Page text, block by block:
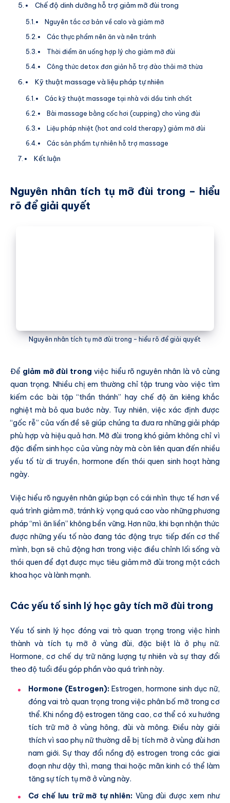
Chế độ dinh dưỡng hỗ trợ giảm mỡ đùi trong
Nguyên tắc cơ bản về calo và giảm mỡ
Các thực phẩm nên ăn và nên tránh
Thời điểm ăn uống hợp lý cho giảm mỡ đùi
Công thức detox đơn giản hỗ trợ đào thải mỡ thừa
Kỹ thuật massage và liệu pháp tự nhiên
Các kỹ thuật massage tại nhà với dầu tinh chất
Bài massage bằng cốc hơi (cupping) cho vùng đùi
Liệu pháp nhiệt (hot and cold therapy) giảm mỡ đùi
Các sản phẩm tự nhiên hỗ trợ massage
Kết luận
Nguyên nhân tích tụ mỡ đùi trong – hiểu
rõ để giải quyết
Nguyên nhân tích tụ mỡ đùi trong – hiểu rõ để giải quyết
Để giảm mỡ đùi trong việc hiểu rõ nguyên nhân là vô cùng
quan trọng. Nhiều chị em thường chỉ tập trung vào việc tìm
kiếm các bài tập “thần thánh” hay chế độ ăn kiêng khắc
nghiệt mà bỏ qua bước này. Tuy nhiên, việc xác định được
“gốc rễ” của vấn đề sẽ giúp chúng ta đưa ra những giải pháp
phù hợp và hiệu quả hơn. Mỡ đùi trong khó giảm không chỉ vì
đặc điểm sinh học của vùng này mà còn liên quan đến nhiều
yếu tố từ di truyền, hormone đến thói quen sinh hoạt hàng
ngày.
Việc hiểu rõ nguyên nhân giúp bạn có cái nhìn thực tế hơn về
quá trình giảm mỡ, tránh kỳ vọng quá cao vào những phương
pháp “mì ăn liền” không bền vững. Hơn nữa, khi bạn nhận thức
được những yếu tố nào đang tác động trực tiếp đến cơ thể
mình, bạn sẽ chủ động hơn trong việc điều chỉnh lối sống và
thói quen để đạt được mục tiêu giảm mỡ đùi trong một cách
khoa học và lành mạnh.
Các yếu tố sinh lý học gây tích mỡ đùi trong
Yếu tố sinh lý học đóng vai trò quan trọng trong việc hình
thành và tích tụ mỡ ở vùng đùi, đặc biệt là ở phụ nữ.
Hormone, cơ chế dự trữ năng lượng tự nhiên và sự thay đổi
theo độ tuổi đều góp phần vào quá trình này.
Hormone (Estrogen): Estrogen, hormone sinh dục nữ,
đóng vai trò quan trọng trong việc phân bố mỡ trong cơ
thể. Khi nồng độ estrogen tăng cao, cơ thể có xu hướng
tích trữ mỡ ở vùng hông, đùi và mông. Điều này giải
thích vì sao phụ nữ thường dễ bị tích mỡ ở vùng đùi hơn
nam giới. Sự thay đổi nồng độ estrogen trong các giai
đoạn như dậy thì, mang thai hoặc mãn kinh có thể làm
tăng sự tích tụ mỡ ở vùng này.
Cơ chế lưu trữ mỡ tự nhiên: Vùng đùi được xem như